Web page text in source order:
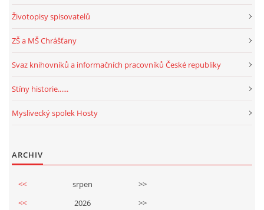
Životopisy spisovatelů
ZŠ a MŠ Chrášťany
Svaz knihovníků a informačních pracovníků České republiky
Stíny historie......
Myslivecký spolek Hosty
ARCHIV
<< srpen
>>
<<
2026
>>